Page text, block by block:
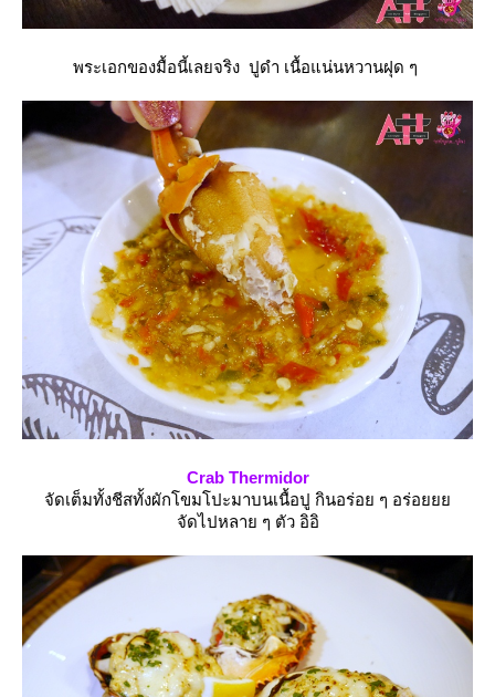
พระเอกของมื้อนี้เลยจริง ปูดำ เนื้อแน่นหวานฝุด ๆ
Crab Thermidor
จัดเต็มทั้งชีสทั้งผักโขมโปะมาบนเนื้อปู กินอร่อย ๆ อร่อ
จัดไปหลาย ๆ ตัว อิอิ